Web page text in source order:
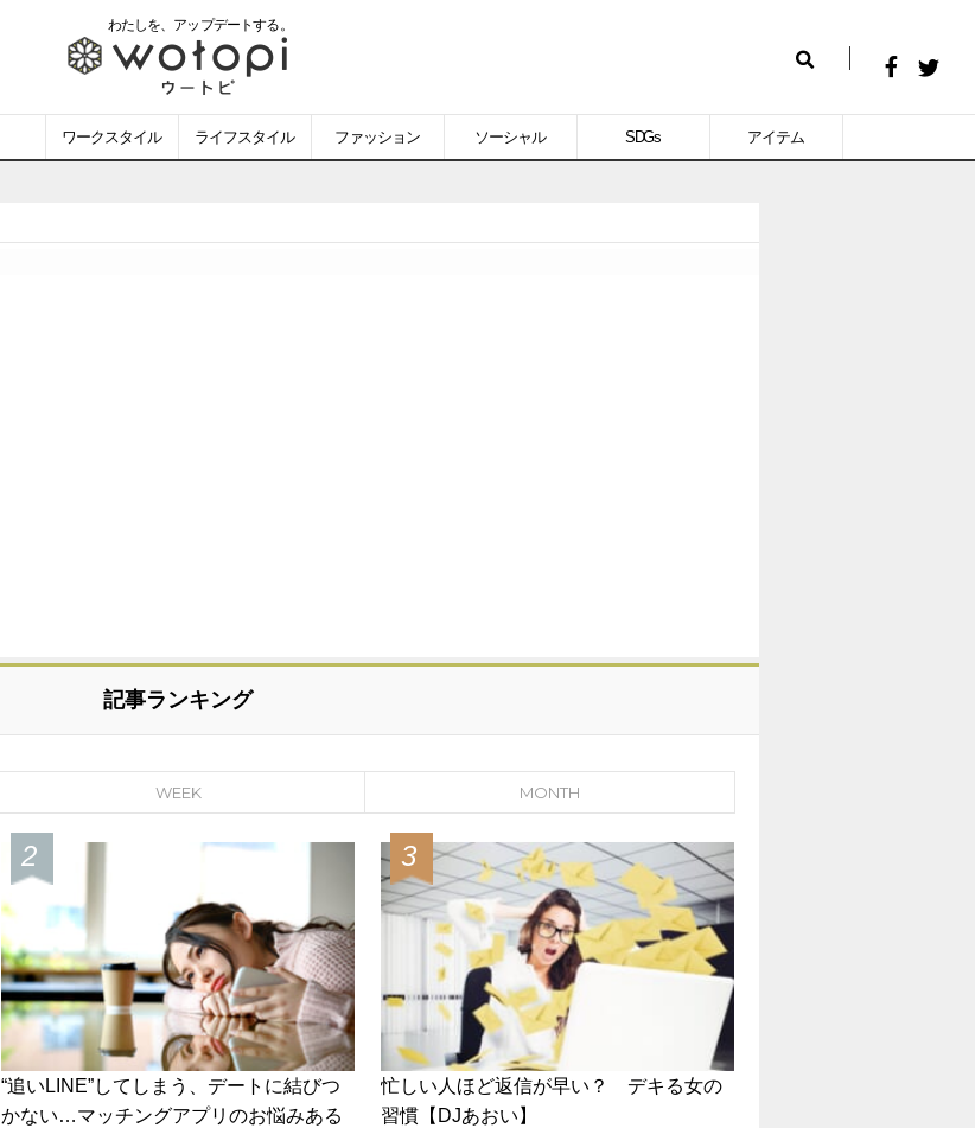
わたしを、 アップデートする。
wotopi
-
ー
ワークスタイル ライフスタイル ファッション ソーシャル SDGs アイテム
索
Facebook
記事ランキング
WEEK MONTH
“追いLINE”してしまう、デートに結びつ
かない…マッチングアプリのお悩みある
忙しい人ほど返信が早い？ デキる女の
習慣【DJあおい】